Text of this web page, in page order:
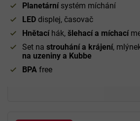
Planetární systém míchání
LED displej, časovač
Hnětací hák, šlehací a míchací
Set na strouhání a krájení,
na uzeniny a Kubbe
BPA free